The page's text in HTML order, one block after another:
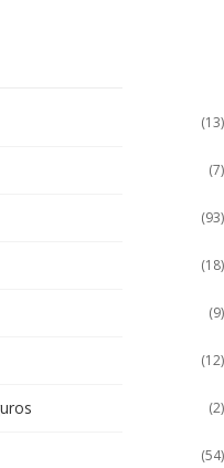
(13)
(7)
(93)
(18)
(9)
(12)
(2)
(54)